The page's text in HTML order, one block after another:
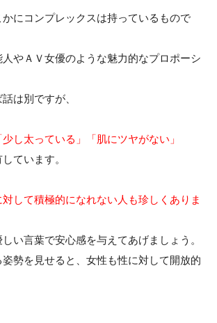
にコンプレックスは持っているもので
やＡＶ女優のような魅力的なプロポーシ
は別ですが、
少し太っている」「肌にツヤがない」
ています。
して積極的になれない人も珍しくありま
い言葉で安心感を与えてあげましょう。
勢を見せると、女性も性に対して開放的